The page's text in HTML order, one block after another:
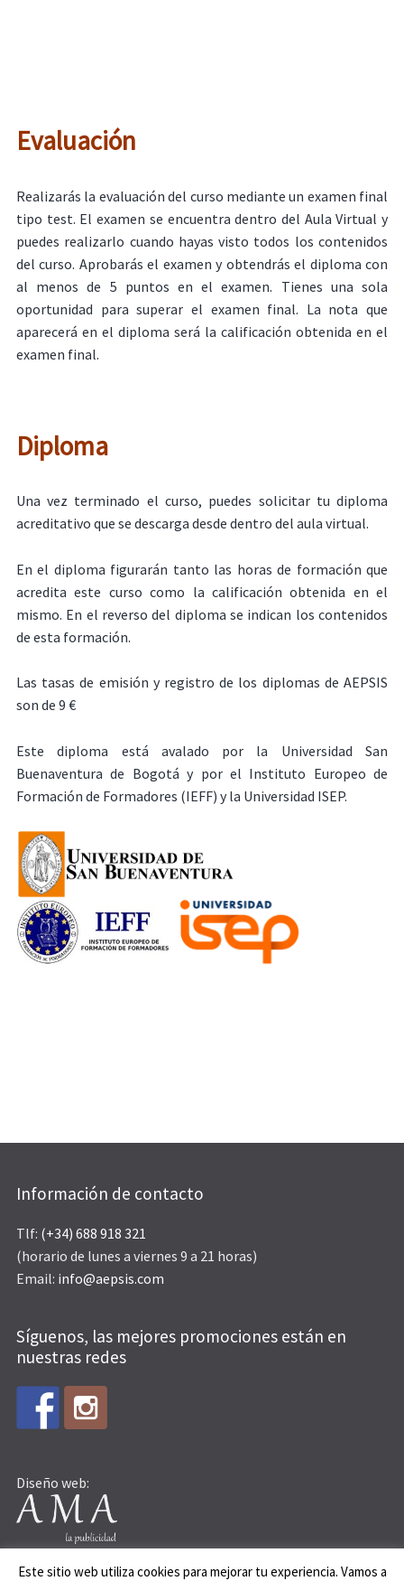
Evaluación
Realizarás la evaluación del curso mediante un examen final
tipo test. El examen se encuentra dentro del Aula Virtual y
puedes realizarlo cuando hayas visto todos los contenidos
del curso. Aprobarás el examen y obtendrás el diploma con
al menos de 5 puntos en el examen. Tienes una sola
oportunidad para superar el examen final. La nota que
aparecerá en el diploma será la calificación obtenida en el
examen final.
Diploma
Una vez terminado el curso, puedes solicitar tu diploma
acreditativo que se descarga desde dentro del aula virtual.
En el diploma figurarán tanto las horas de formación que
acredita este curso como la calificación obtenida en el
mismo. En el reverso del diploma se indican los contenidos
de esta formación.
Las tasas de emisión y registro de los diplomas de AEPSIS
son de 9 €
Este diploma está avalado por la Universidad San
Buenaventura de Bogotá y por el Instituto Europeo de
Formación de Formadores (IEFF) y la Universidad ISEP.
Información de contacto
Tlf: (+34) 688 918 321
(horario de lunes a viernes 9 a 21 horas)
Email: info@aepsis.com
Síguenos, las mejores promociones están en
nuestras redes
Diseño web:
Este sitio web utiliza cookies para mejorar tu experiencia. Vamos a